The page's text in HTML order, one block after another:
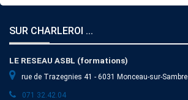
SUR CHARLEROI ...
LE RESEAU ASBL (formations)
rue de Trazegnies 41 - 6031 Monceau-sur-Sambre
071 32.42.04